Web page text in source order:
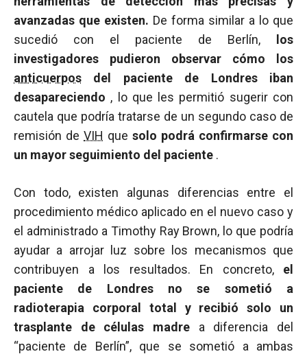
avanzadas que existen. De forma similar a lo que
sucedió con el paciente de Berlín,
los
investigadores pudieron observar cómo los
anticuerpos del paciente de Londres iban
desapareciendo , lo que les permitió sugerir con
cautela que podría tratarse de un segundo caso de
remisión de VIH que solo podrá confirmarse con
un mayor seguimiento del paciente .
Con todo, existen algunas diferencias entre el
procedimiento médico aplicado en el nuevo caso y
el administrado a Timothy Ray Brown, lo que podría
ayudar a arrojar luz sobre los mecanismos que
contribuyen a los resultados. En concreto, el
paciente de Londres no se sometió a
radioterapia corporal total y recibió solo un
trasplante de células madre a diferencia del
“paciente de Berlín”, que se sometió a ambas